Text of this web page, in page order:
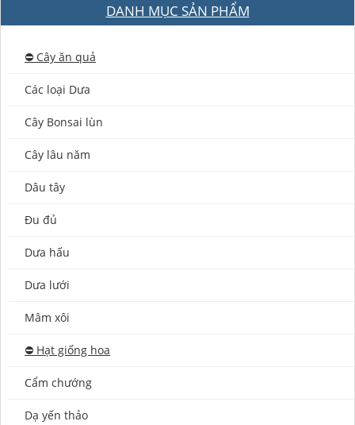
DANH MỤC SẢN PHẨM
⛔️ Cây ăn quả
Các loại Dưa
Cây Bonsai lùn
Cây lâu năm
Dâu tây
Đu đủ
Dưa hấu
Dưa lưới
Mâm xôi
⛔️ Hạt giống hoa
Cẩm chướng
Dạ yến thảo